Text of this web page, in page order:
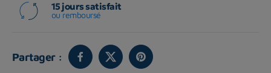
15 jours satisfait
ou remboursé
Partager :